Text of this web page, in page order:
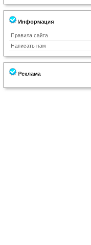
Информация
Правила сайта
Написать нам
Реклама